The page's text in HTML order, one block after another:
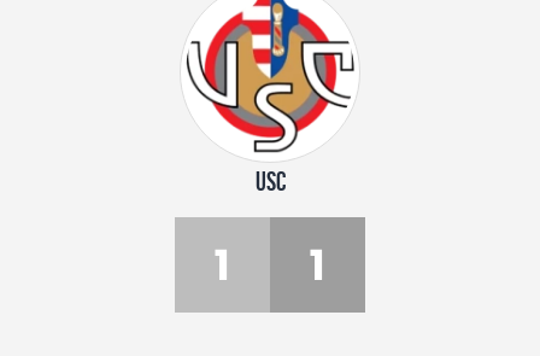
USC
1 1